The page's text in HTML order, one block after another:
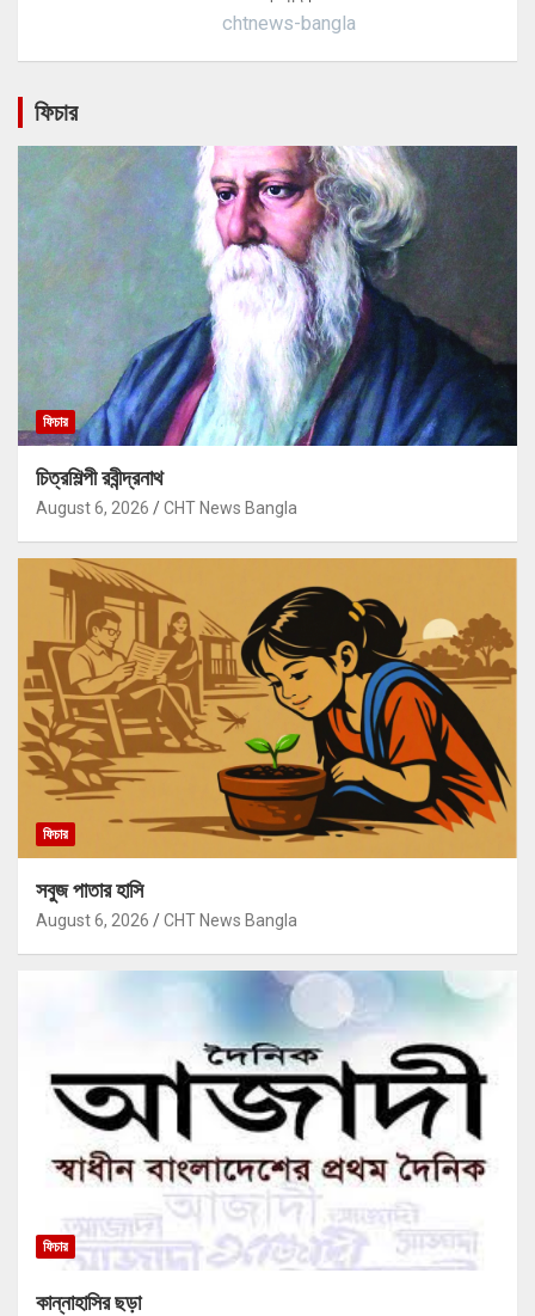
chtnews-bangla
ফিচার
ফিচার
চিত্রশিল্পী রবীন্দ্রনাথ
August 6, 2026 CHT News Bangla
ফিচার
সবুজ পাতার হাসি
August 6, 2026 CHT News Bangla
ফিচার
কান্নাহাসির ছড়া